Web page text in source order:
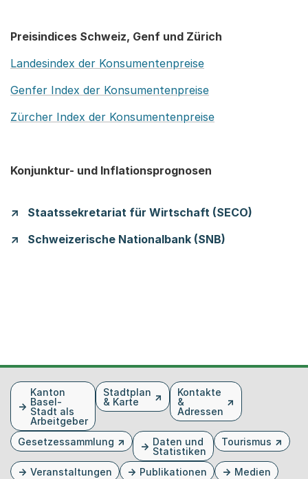
Preisindices Schweiz, Genf und Zürich
Landesindex der Konsumentenpreise
Genfer Index der Konsumentenpreise
Zürcher Index der Konsumentenpreise
Konjunktur- und Inflationsprognosen
Staatssekretariat für Wirtschaft (SECO)
Schweizerische Nationalbank (SNB)
FusszeileKanton
Basel-
Stadt als
Arbeitgeber
Stadtplan
& Karte
Kontakte
&
Adressen
Gesetzessammlung
Daten und
Statistiken
Tourismus
Veranstaltungen Publikationen Medien